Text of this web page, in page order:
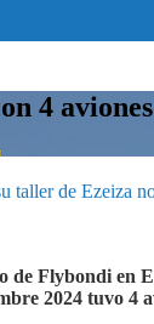
4
de Ezeiza
Flybondi en
2024 tuvo 4